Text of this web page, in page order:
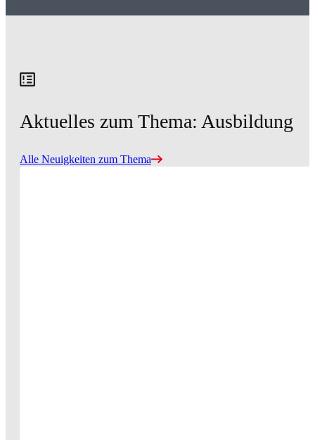
Aktuelles zum Thema: Ausbildung
Alle Neuigkeiten zum Thema